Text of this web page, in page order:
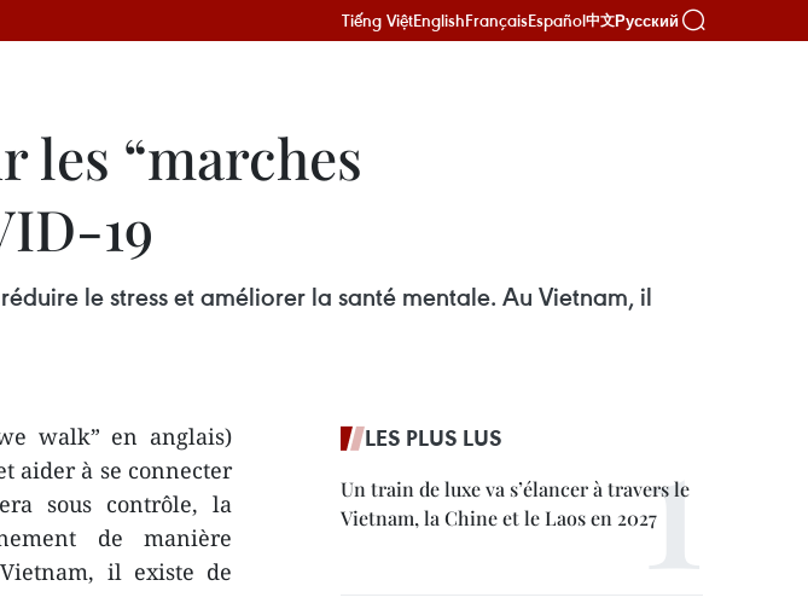
Tiếng ViệtEnglishFrançaisEspañol中文Русский
les “marches
19
le stress et améliorer la santé mentale. Au Vietnam, il
walk” en anglais)
aider à se connecter
sous contrôle, la
de manière
il existe de
LES PLUS LUS
Un train de luxe va s’élancer à travers le
Vietnam, la Chine et le Laos en 2027